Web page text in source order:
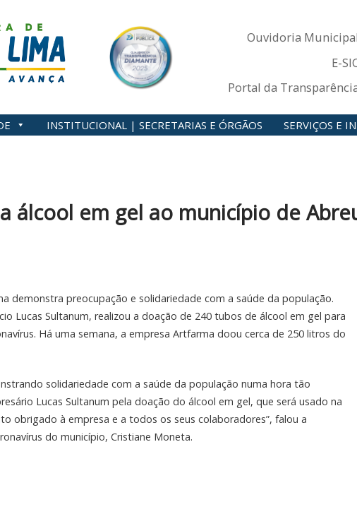
Ouvidoria
E-
Portal da
INSTITUCIONAL | SECRETARIAS E ÓRGÃOS SERVIÇOS E
álcool em gel ao município de
demonstra preocupação e solidariedade com a saúde da população.
Lucas Sultanum, realizou a doação de 240 tubos de álcool em gel para
Há uma semana, a empresa Artfarma doou cerca de 250 litros do
solidariedade com a saúde da população numa hora tão
Lucas Sultanum pela doação do álcool em gel, que será usado na
obrigado à empresa e a todos os seus colaboradores”, falou a
do município, Cristiane Moneta.